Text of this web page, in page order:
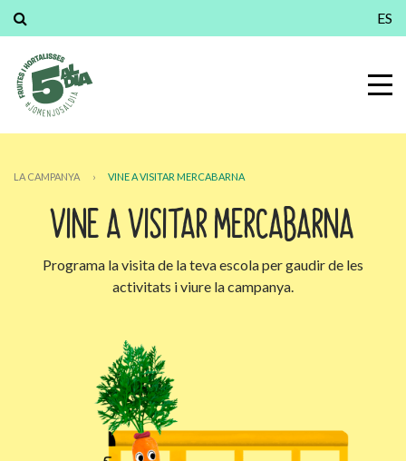
ES
LA CAMPANYA › VINE A VISITAR MERCABARNA
VINE A VISITAR MERCABARNA
Programa la visita de la teva escola per gaudir de les
activitats i viure la campanya.